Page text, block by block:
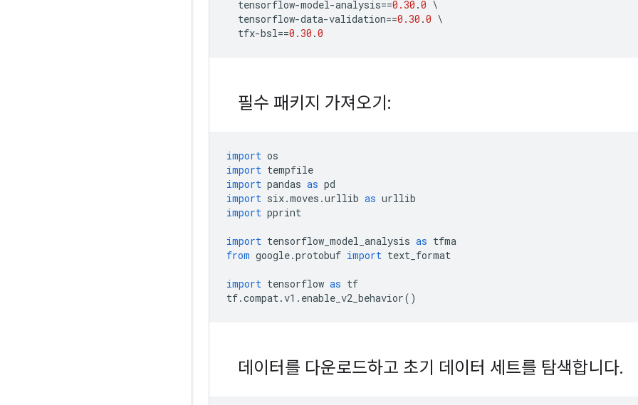
tensorflow-model-analysis==0.30 .0 \
tensorflow-data-validation==0.30 .0 \
tfx-bsl==0.30 .0
필수 패키지 가져오기:
import os
import tempfile
import pandas as pd
import six.moves .urllib as urllib
import pprint
import tensorflow_model_analysis as tfma
from google.protobuf import text_format
import tensorflow as tf
tf.compat.v1 . enable_v2_behavior()
데이터를 다운로드하고 초기 데이터 세트를 탐색합니다.